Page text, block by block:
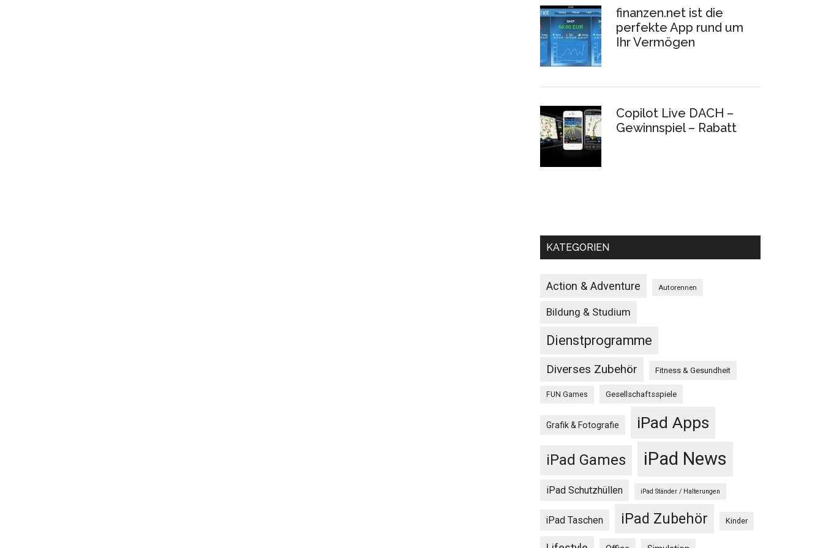
finanzen.net ist die
perfekte App rund um
Ihr Vermögen
Copilot Live DACH –
Gewinnspiel – Rabatt
KATEGORIEN
Action & Adventure Autorennen
Bildung & Studium
Dienstprogramme
Diverses Zubehör Fitness & Gesundheit
FUN Games Gesellschaftsspiele
Grafik & Fotografie iPad Apps
iPad Games iPad News
iPad Schutzhüllen iPad Ständer / Halterungen
iPad Taschen iPad Zubehör Kinder